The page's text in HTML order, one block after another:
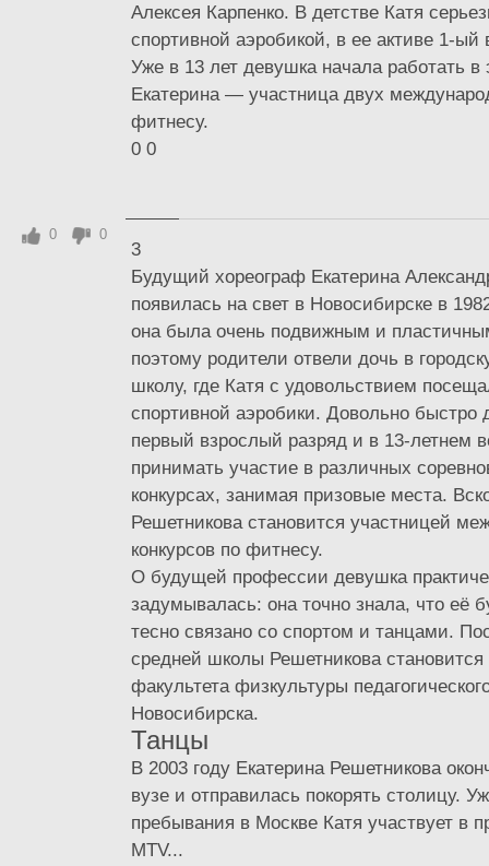
Алексея Карпенко. В детстве Катя
спортивной аэробикой, в ее активе 1-ый
Уже в 13 лет девушка начала работать в
Екатерина — участница двух
фитнесу.
0 0
3
Будущий хореограф Екатерина
появилась на свет в Новосибирске в
она была очень подвижным и
поэтому родители отвели дочь в
школу, где Катя с удовольствием
спортивной аэробики. Довольно быстро
первый взрослый разряд и в 13-летнем
принимать участие в различных
конкурсах, занимая призовые места.
Решетникова становится участницей
конкурсов по фитнесу.
О будущей профессии девушка
задумывалась: она точно знала, что её
тесно связано со спортом и танцами.
средней школы Решетникова становится
факультета физкультуры
Новосибирска.
Танцы
В 2003 году Екатерина Решетникова
вузе и отправилась покорять столицу.
пребывания в Москве Катя участвует в
MTV...
0 0